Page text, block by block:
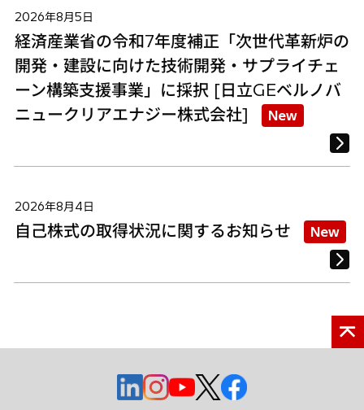
2026年8月5日
経済産業省の令和7年度補正「次世代革新炉の
開発・建設に向けた技術開発・サプライチェ
ーン構築支援事業」に採択 [日立GEベルノバ
ニュークリアエナジー株式会社]
New
2026年8月4日
自己株式の取得状況に関するお知らせ New
新
し
新
新
し
新
し
新